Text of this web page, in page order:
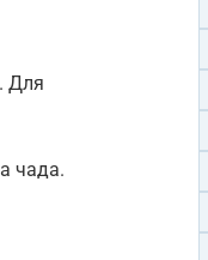
Для
чада.